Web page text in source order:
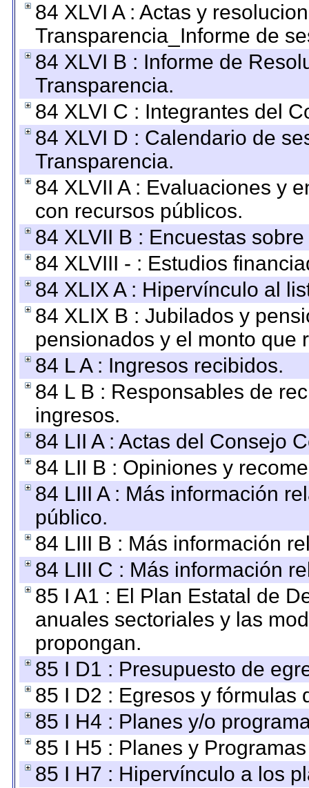
84 XLVI A : Actas y
Transparencia_Informe de
84 XLVI B : Informe de
Transparencia.
84 XLVI C : Integrantes del
84 XLVI D : Calendario de
Transparencia.
84 XLVII A : Evaluaciones y
con recursos públicos.
84 XLVII B : Encuestas
84 XLVIII - : Estudios
84 XLIX A : Hipervínculo al
84 XLIX B : Jubilados y
pensionados y el monto que
84 L A : Ingresos recibidos.
84 L B : Responsables de
ingresos.
84 LII A : Actas del Consejo
84 LII B : Opiniones y
84 LIII A : Más información
público.
84 LIII B : Más información
84 LIII C : Más información
85 I A1 : El Plan Estatal de
anuales sectoriales y las
propongan.
85 I D1 : Presupuesto de
85 I D2 : Egresos y fórmulas
85 I H4 : Planes y/o
85 I H5 : Planes y
85 I H7 : Hipervínculo a los